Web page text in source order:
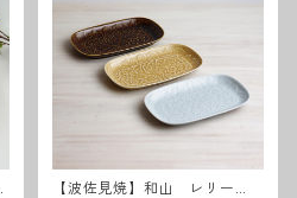
【波佐見焼】和山 レリー